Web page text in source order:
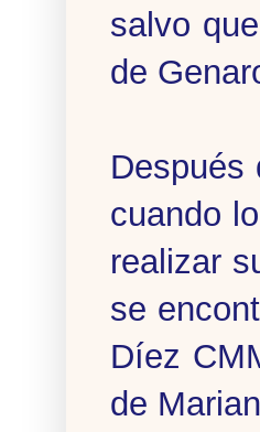
salvo
de
Después
cuando
realizar
se
Díez
de